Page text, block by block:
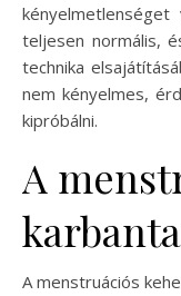
teljesen normális,
technika
nem kényelmes,
kipróbálni.
A
A menstruációs